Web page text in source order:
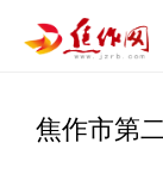
焦作市第